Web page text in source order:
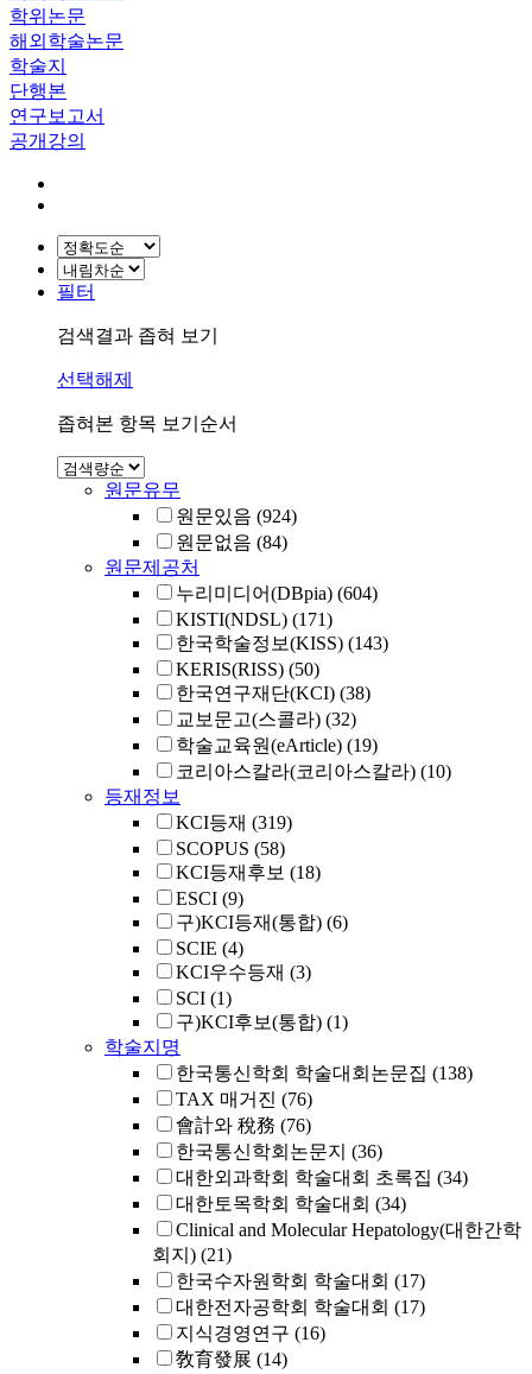
학위논문
해외학술논문
학술지
단행본
연구보고서
공개강의
필터
검색결과 좁혀 보기
선택해제
좁혀본 항목 보기순서
원문유무
원문있음 (924)
원문없음 (84)
원문제공처
누리미디어(DBpia) (604)
KISTI(NDSL) (171)
한국학술정보(KISS) (143)
KERIS(RISS) (50)
한국연구재단(KCI) (38)
교보문고(스콜라) (32)
학술교육원(eArticle) (19)
코리아스칼라(코리아스칼라) (10)
등재정보
KCI등재 (319)
SCOPUS (58)
KCI등재후보 (18)
ESCI (9)
구)KCI등재(통합) (6)
SCIE (4)
KCI우수등재 (3)
SCI (1)
구)KCI후보(통합) (1)
학술지명
한국통신학회 학술대회논문집 (138)
TAX 매거진 (76)
會計와 稅務 (76)
한국통신학회논문지 (36)
대한외과학회 학술대회 초록집 (34)
대한토목학회 학술대회 (34)
Clinical and Molecular Hepatology(대한간학
회지) (21)
한국수자원학회 학술대회 (17)
대한전자공학회 학술대회 (17)
지식경영연구 (16)
敎育發展 (14)